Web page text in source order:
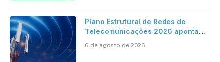
Plano Estrutural de Redes de
Telecomunicações 2026 aponta
avanço da cobertura móvel, mas
6 de agosto de 2026